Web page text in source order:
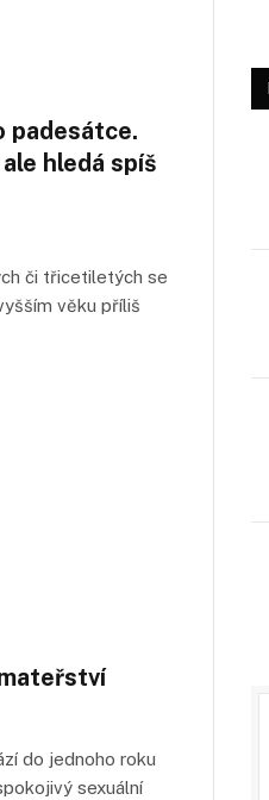
padesátce.
hledá spíš
či třicetiletých se
věku příliš
do jednoho roku
sexuální